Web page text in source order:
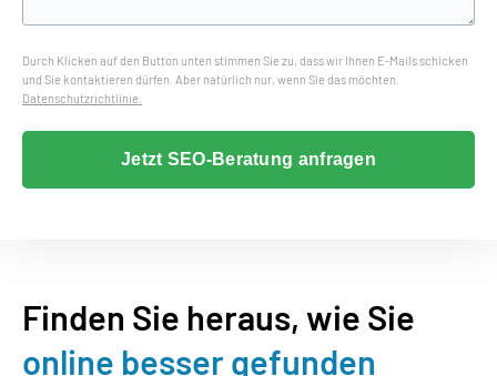
Durch Klicken auf den Button unten stimmen Sie zu, dass wir Ihnen E-Mails schicken
und Sie kontaktieren dürfen. Aber natürlich nur, wenn Sie das möchten.
Datenschutzrichtlinie.
Finden Sie heraus, wie Sie
online besser gefunden